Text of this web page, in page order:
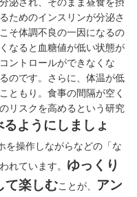
ためのインスリンが分泌さ
そ体調不良の一因になるの
なると血糖値が低い状態が
ントロールができなくな
のです。さらに、体温が低
ともり。食事の間隔が空く
リスクを高めるという研究
ようにしましょ
を操作しながらなどの「な
れています。 ゆっくり
て楽しむことが、
アン